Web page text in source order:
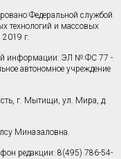
Федеральной службой
технологий и массовых
г.
информации: ЭЛ № ФС 77 -
автономное учреждение
г. Мытищи, ул. Мира, д.
Миназаловна.
редакции: 8(495) 786-54-